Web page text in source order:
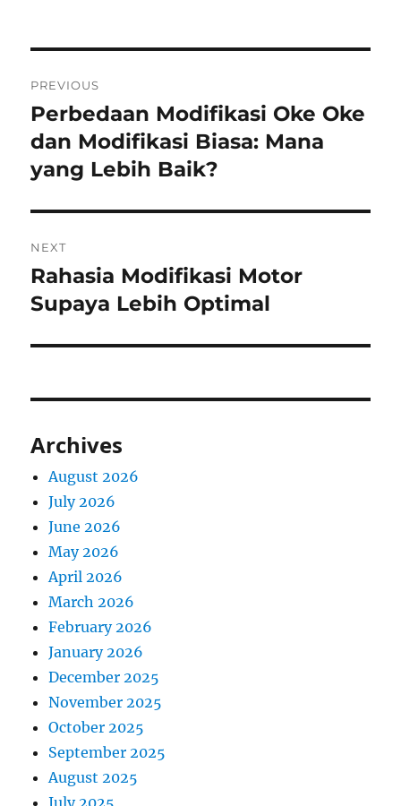
navigation
PREVIOUS
Previous
post:
Perbedaan Modifikasi Oke Oke
dan Modifikasi Biasa: Mana
yang Lebih Baik?
NEXT
Next
post:
Rahasia Modifikasi Motor
Supaya Lebih Optimal
Archives
August 2026
July 2026
June 2026
May 2026
April 2026
March 2026
February 2026
January 2026
December 2025
November 2025
October 2025
September 2025
August 2025